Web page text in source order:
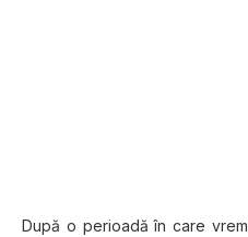
După o perioadă în care